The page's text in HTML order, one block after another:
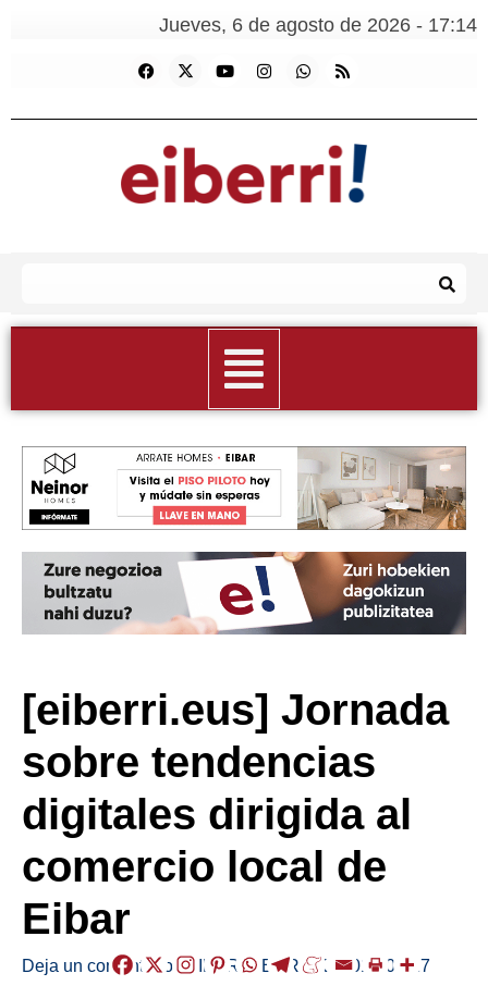
Jueves, 6 de agosto de 2026 - 17:14
[eiberri.eus] Jornada
sobre tendencias
digitales dirigida al
comercio local de
Eibar
Deja un comentario /EIBAR ,HERRIAK /2019-02-27